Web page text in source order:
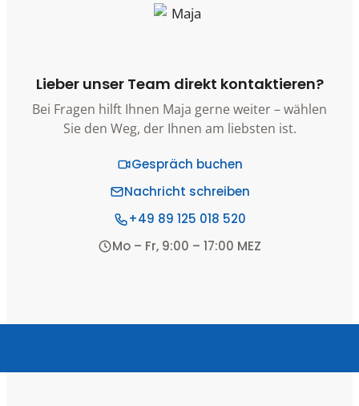
Lieber unser Team direkt kontaktieren?
Bei Fragen hilft Ihnen Maja gerne weiter – wählen
Sie den Weg, der Ihnen am liebsten ist.
Gespräch buchen
Nachricht schreiben
+49 89 125 018 520
Mo – Fr, 9:00 – 17:00 MEZ